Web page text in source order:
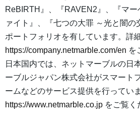
ReBIRTH』、『RAVEN2』、『マー
ァイト』、『七つの大罪 ～光と闇の
ポートフォリオを有しています。詳
https://company.netmarble.com/en を
日本国内では、ネットマーブルの日
ーブルジャパン株式会社がスマート
ームなどのサービス提供を行ってい
https://www.netmarble.co.jp をご覧く